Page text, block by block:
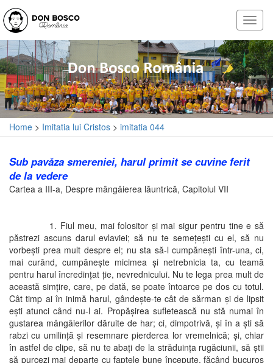
Home > Imitatia lui Cristos > imitatia 044
Sub pavăza smereniei, harul primit se cuvine ferit
de la vedere
Cartea a III-a, Despre mângâierea lăuntrică, Capitolul VII
1. Fiul meu, mai folositor şi mai sigur pentru tine e să
păstrezi ascuns darul evlaviei; să nu te semeţeşti cu el, să nu
vorbeşti prea mult despre el; nu sta să-l cumpăneşti într-una, ci,
mai curând, cumpăneşte micimea şi netrebnicia ta, cu teamă
pentru harul încredinţat ţie, nevrednicului. Nu te lega prea mult de
această simţire, care, pe dată, se poate întoarce pe dos cu totul.
Cât timp ai în inimă harul, gândeşte-te cât de sărman şi de lipsit
eşti atunci când nu-l ai. Propăşirea sufletească nu stă numai în
gustarea mângâierilor dăruite de har; ci, dimpotrivă, şi în a şti să
rabzi cu umilinţă şi resemnare pierderea lor vremelnică; şi, chiar
în astfel de clipe, să nu te abaţi de la străduinţa rugăciunii, să ştii
să purcezi mai departe cu faptele bune începute, făcând bucuros